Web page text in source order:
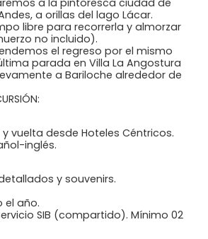
a orillas del lago Lácar.
libre para recorrerla y almorzar
no incluido).
el regreso por el mismo
parada en Villa La Angostura
a Bariloche alrededor de
vuelta desde Hoteles Céntricos.
inglés.
y souvenirs.
el año.
SIB (compartido). Mínimo 02